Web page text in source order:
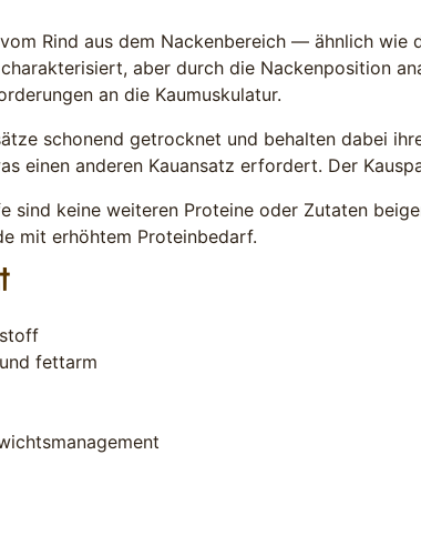
Rind aus dem Nackenbereich — ähnlich wie
aber durch die Nackenposition
an die Kaumuskulatur.
schonend getrocknet und behalten dabei
einen anderen Kauansatz erfordert. Der
keine weiteren Proteine oder Zutaten
mit erhöhtem Proteinbedarf.
fettarm